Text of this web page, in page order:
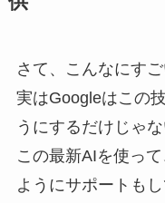
さて、こんなにす
実はGoogleはこの
うにするだけじゃ
この最新AIを使っ
ようにサポートも